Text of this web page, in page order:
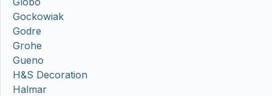
Gockowiak
Godre
Grohe
Gueno
H&S Decoration
Halmar